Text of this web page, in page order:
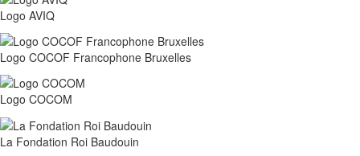
Logo AVIQ
Logo COCOF Francophone Bruxelles
Logo COCOM
La Fondation Roi Baudouin